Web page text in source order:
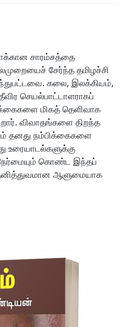
சாரம்சத்தை
சேர்ந்த தமிழச்சி
கலை, இலக்கியம்,
செயல்பாட்டாளராகப்
மிகத் தெளிவாக
விவாதங்களை திறந்த
தனது நம்பிக்கைகளை
உரையாடல்களுக்கு
நேர்மையும் கொண்ட இந்தப்
தனித்துவமான ஆளுமையாக